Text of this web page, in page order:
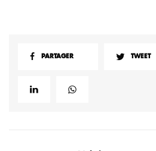
PARTAGER TWEET